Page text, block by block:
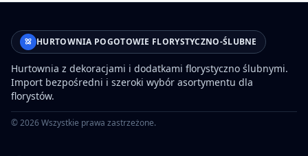
HURTOWNIA POGOTOWIE FLORYSTYCZNO-ŚLUBNE
Hurtownia z dekoracjami i dodatkami florystyczno ślubnymi.
Import bezpośredni i szeroki wybór asortymentu dla
florystów.
©2026Wszystkie prawa zastrzeżone.